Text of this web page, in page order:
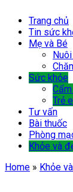
Trang chủ
Tin sức
Mẹ và Bé
Sức khỏe
Trẻ
Tư vấn
Bài thuốc
Phòng
Khỏe và
Home » Khỏe